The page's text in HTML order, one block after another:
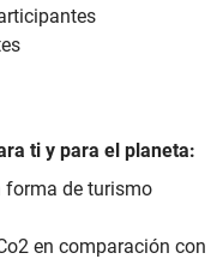
ti y para el planeta:
forma de turismo
en comparación con